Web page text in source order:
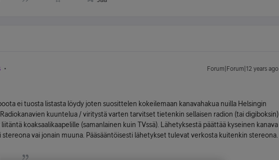
Forum|Forum|12 years ago
ei tuosta listasta löydy joten suosittelen kokeilemaan kanavahakua nuilla Helsingin
kuuntelua / viritystä varten tarvitset tietenkin sellaisen radion (tai digiboksin)
koaksaalikaapelille (samanlainen kuin TVssä). Lähetyksestä päättää kyseinen kanava
stereona vai jonain muuna. Pääsääntöisesti lähetykset tulevat verkosta kuitenkin stereona.